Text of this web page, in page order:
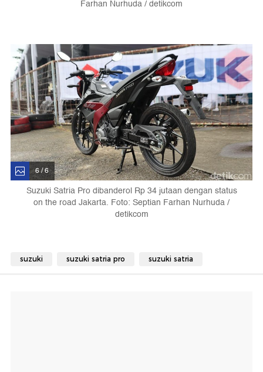
Farhan Nurhuda / detikcom
6 / 6
Suzuki Satria Pro dibanderol Rp 34 jutaan dengan status
on the road Jakarta. Foto: Septian Farhan Nurhuda /
detikcom
suzuki suzuki satria pro suzuki satria